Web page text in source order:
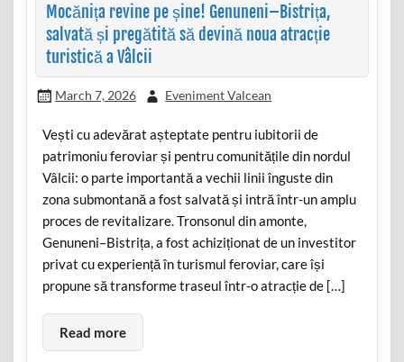
Mocănița revine pe șine! Genuneni–Bistrița,
salvată și pregătită să devină noua atracție
turistică a Vâlcii
March 7, 2026 Eveniment Valcean
Vești cu adevărat așteptate pentru iubitorii de
patrimoniu feroviar și pentru comunitățile din nordul
Vâlcii: o parte importantă a vechii linii înguste din
zona submontană a fost salvată și intră într-un amplu
proces de revitalizare. Tronsonul din amonte,
Genuneni–Bistrița, a fost achiziționat de un investitor
privat cu experiență în turismul feroviar, care își
propune să transforme traseul într-o atracție de […]
Read more